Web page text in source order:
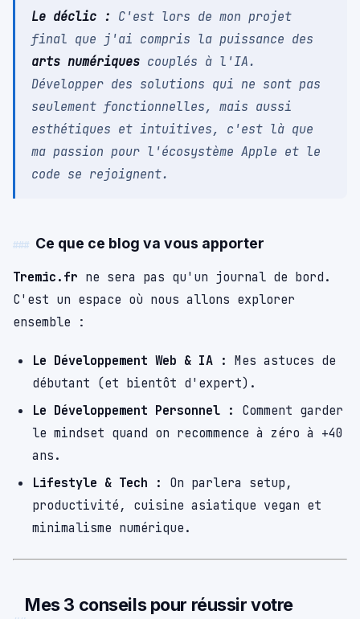
Le déclic : C'est lors de mon projet
final que j'ai compris la puissance des
arts numériques couplés à l'IA.
Développer des solutions qui ne sont pas
seulement fonctionnelles, mais aussi
esthétiques et intuitives, c'est là que
ma passion pour l'écosystème Apple et le
code se rejoignent.
Ce que ce blog va vous apporter
Tremic.fr ne sera pas qu'un journal de bord.
C'est un espace où nous allons explorer
ensemble :
Le Développement Web & IA : Mes astuces de
débutant (et bientôt d'expert).
Le Développement Personnel :
Comment garder
le mindset quand on recommence à zéro à +40
ans.
Lifestyle & Tech :
On parlera setup,
productivité, cuisine asiatique vegan et
minimalisme numérique.
Mes 3 conseils pour réussir votre